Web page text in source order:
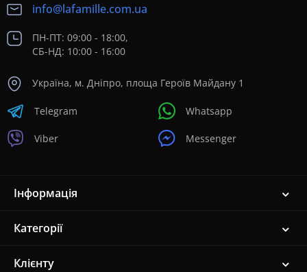
info@lafamille.com.ua
ПН-ПТ: 09:00 - 18:00,
СБ-НД: 10:00 - 16:00
Україна, м. Дніпро, площа Героїв Майдану 1
Telegram
Viber
Whatsapp
Messenger
Інформація
Категорії
Клієнту